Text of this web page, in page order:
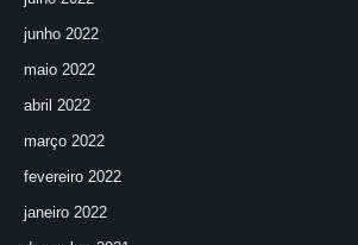
junho 2022
maio 2022
abril 2022
março 2022
fevereiro 2022
janeiro 2022